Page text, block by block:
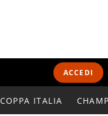
ACCEDI
COPPA ITALIA